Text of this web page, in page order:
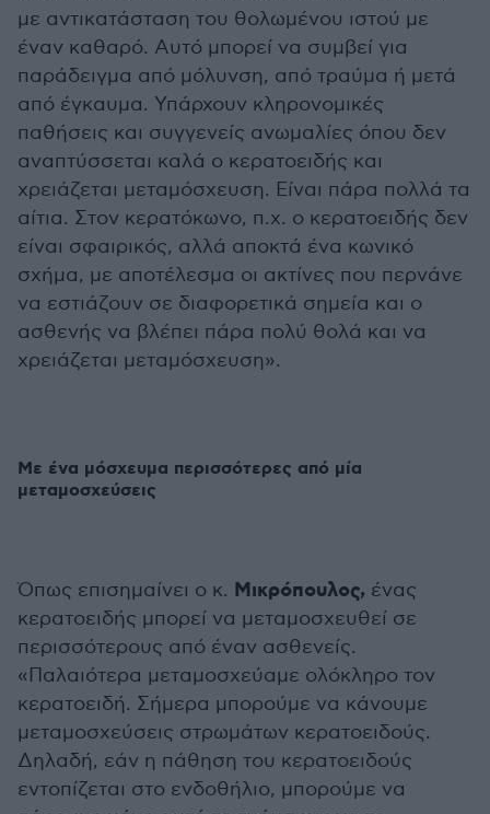
με αντικατάσταση του θολωμένου ιστού με
έναν καθαρό. Αυτό μπορεί να συμβεί για
παράδειγμα από μόλυνση, από τραύμα ή μετά
από έγκαυμα. Υπάρχουν κληρονομικές
παθήσεις και συγγενείς ανωμαλίες όπου δεν
αναπτύσσεται καλά ο κερατοειδής και
χρειάζεται μεταμόσχευση. Είναι πάρα πολλά τα
αίτια. Στον κερατόκωνο, π.χ. ο κερατοειδής δεν
είναι σφαιρικός, αλλά αποκτά ένα κωνικό
σχήμα, με αποτέλεσμα οι ακτίνες που περνάνε
να εστιάζουν σε διαφορετικά σημεία και ο
ασθενής να βλέπει πάρα πολύ θολά και να
χρειάζεται μεταμόσχευση».
Με ένα μόσχευμα περισσότερες από μία
μεταμοσχεύσεις
Όπως επισημαίνει ο κ. Μικρόπουλος, ένας
κερατοειδής μπορεί να μεταμοσχευθεί σε
περισσότερους από έναν ασθενείς.
«Παλαιότερα μεταμοσχεύαμε ολόκληρο τον
κερατοειδή. Σήμερα μπορούμε να κάνουμε
μεταμοσχεύσεις στρωμάτων κερατοειδούς.
Δηλαδή, εάν η πάθηση του κερατοειδούς
εντοπίζεται στο ενδοθήλιο, μπορούμε να